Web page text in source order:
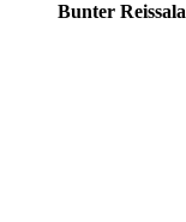
Bunter